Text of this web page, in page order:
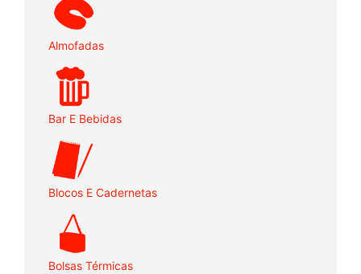
Almofadas
Bar E Bebidas
Blocos E Cadernetas
Bolsas Térmicas